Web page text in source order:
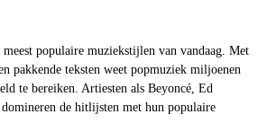
populaire muziekstijlen van vandaag. Met
pakkende teksten weet popmuziek miljoenen
te bereiken. Artiesten als Beyoncé, Ed
de hitlijsten met hun populaire